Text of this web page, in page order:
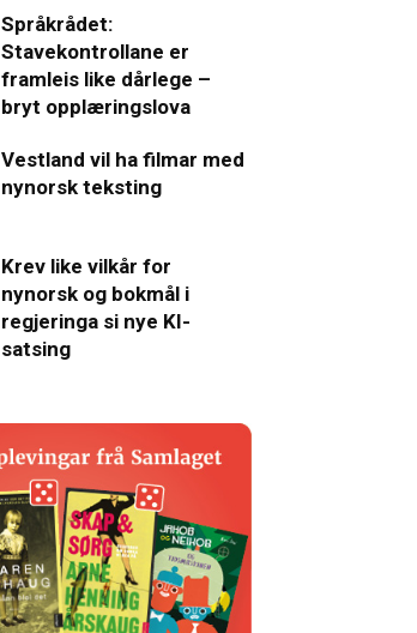
Språkrådet:
Stavekontrollane er
framleis like dårlege –
bryt opplæringslova
Vestland vil ha filmar med
nynorsk teksting
Krev like vilkår for
nynorsk og bokmål i
regjeringa si nye KI-
satsing